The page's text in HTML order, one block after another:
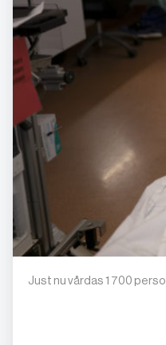
Just nu vårdas 1 700